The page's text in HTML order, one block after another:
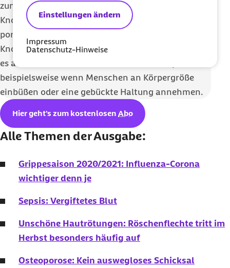
Einstellungen ändern
Impressum
Datenschutz-Hinweise
zunehmenden Alter ab 50 Jahren auf. Die
Knochenstruktur der Betroffenen wird brüchig und
porös, sodass bereits leichte Stürze zu
Knochenbrüchen führen können. Manchmal gibt
es auch sichtbare Anzeichen für die Osteoporose,
beispielsweise wenn Menschen an Körpergröße
einbüßen oder eine gebückte Haltung annehmen.
Hier geht's zum kostenlosen Abo
Alle Themen der Ausgabe:
Grippesaison 2020/2021: Influenza-Corona
wichtiger denn je
Sepsis: Vergiftetes Blut
Unschöne Hautrötungen: Röschenflechte tritt im
Herbst besonders häufig auf
Osteoporose: Kein auswegloses Schicksal